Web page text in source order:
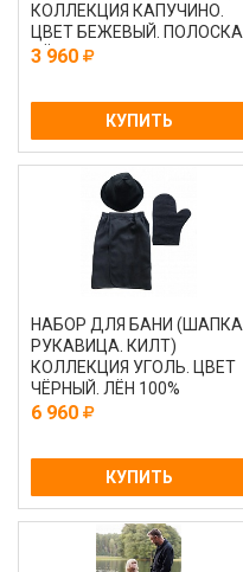
КОЛЛЕКЦИЯ КАПУЧИНО.
ЦВЕТ БЕЖЕВЫЙ. ПОЛОСКА.
ЛЁН 100%
3 960
КУПИТЬ
НАБОР ДЛЯ БАНИ (ШАПКА.
РУКАВИЦА. КИЛТ)
КОЛЛЕКЦИЯ УГОЛЬ. ЦВЕТ
ЧЁРНЫЙ. ЛЁН 100%
6 960
КУПИТЬ